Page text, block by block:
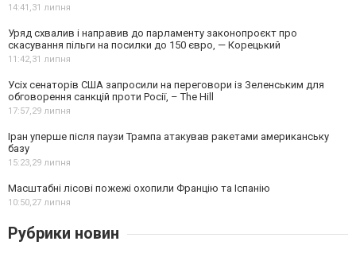
14:41,31 липня
Уряд схвалив і направив до парламенту законопроєкт про
скасування пільги на посилки до 150 євро, — Корецький
11:42,31 липня
Усіх сенаторів США запросили на переговори із Зеленським для
обговорення санкцій проти Росії, – The Hill
17:57,29 липня
Іран уперше після паузи Трампа атакував ракетами американську
базу
15:23,29 липня
Масштабні лісові пожежі охопили Францію та Іспанію
10:50,27 липня
Рубрики новин